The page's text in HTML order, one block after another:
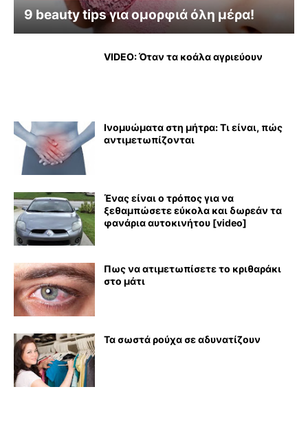
9 beauty tips για ομορφιά όλη μέρα!
VIDEO: Όταν τα κοάλα αγριεύουν
Ινομυώματα στη μήτρα: Τι είναι, πώς
αντιμετωπίζονται
Ένας είναι ο τρόπος για να
ξεθαμπώσετε εύκολα και δωρεάν τα
φανάρια αυτοκινήτου [video]
Πως να ατιμετωπίσετε το κριθαράκι
στο μάτι
Τα σωστά ρούχα σε αδυνατίζουν